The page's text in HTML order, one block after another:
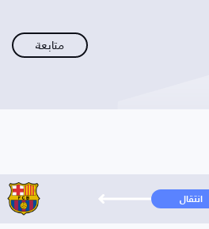
متابعة
انتقال